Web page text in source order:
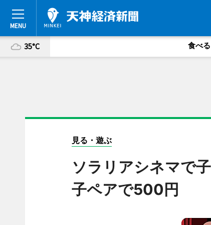
35°C 食べる
見る・遊ぶ
ソラリアシネマで
子ペアで500円